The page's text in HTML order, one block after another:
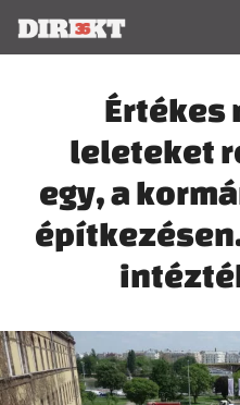
PROJEKTEK
KÓRHÁZI FERTŐZÉSEK
ORBÁN ÉS A GAZDASÁG
KÍNAI NEGYED
PEGASUS-MEGFIGYELÉSEK
Értékes
leleteket
egy, a